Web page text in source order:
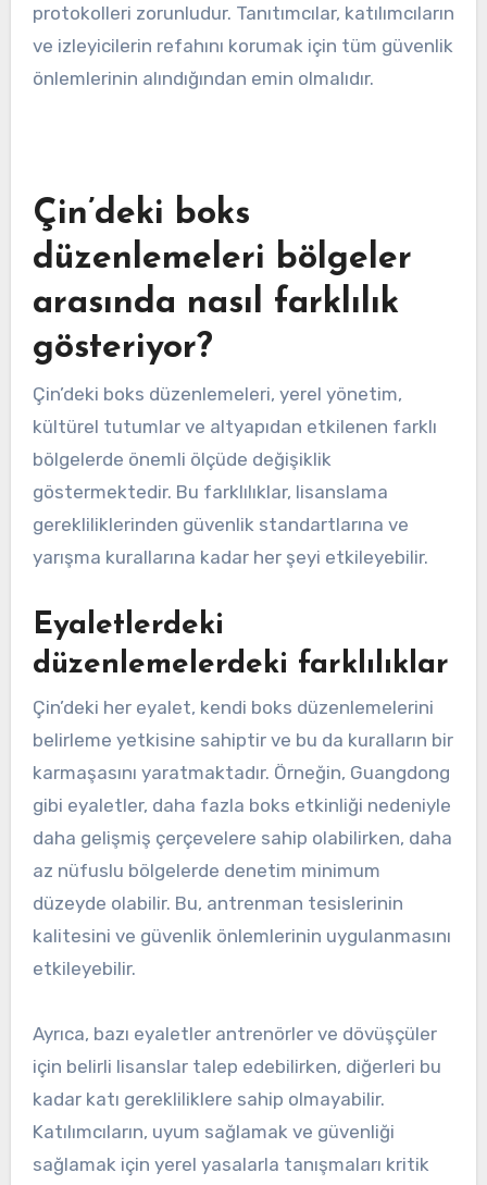
protokolleri zorunludur. Tanıtımcılar, katılımcıların
ve izleyicilerin refahını korumak için tüm güvenlik
önlemlerinin alındığından emin olmalıdır.
Çin’deki boks
düzenlemeleri bölgeler
arasında nasıl farklılık
gösteriyor?
Çin’deki boks düzenlemeleri, yerel yönetim,
kültürel tutumlar ve altyapıdan etkilenen farklı
bölgelerde önemli ölçüde değişiklik
göstermektedir. Bu farklılıklar, lisanslama
gerekliliklerinden güvenlik standartlarına ve
yarışma kurallarına kadar her şeyi etkileyebilir.
Eyaletlerdeki
düzenlemelerdeki farklılıklar
Çin’deki her eyalet, kendi boks düzenlemelerini
belirleme yetkisine sahiptir ve bu da kuralların bir
karmaşasını yaratmaktadır. Örneğin, Guangdong
gibi eyaletler, daha fazla boks etkinliği nedeniyle
daha gelişmiş çerçevelere sahip olabilirken, daha
az nüfuslu bölgelerde denetim minimum
düzeyde olabilir. Bu, antrenman tesislerinin
kalitesini ve güvenlik önlemlerinin uygulanmasını
etkileyebilir.
Ayrıca, bazı eyaletler antrenörler ve dövüşçüler
için belirli lisanslar talep edebilirken, diğerleri bu
kadar katı gerekliliklere sahip olmayabilir.
Katılımcıların, uyum sağlamak ve güvenliği
sağlamak için yerel yasalarla tanışmaları kritik